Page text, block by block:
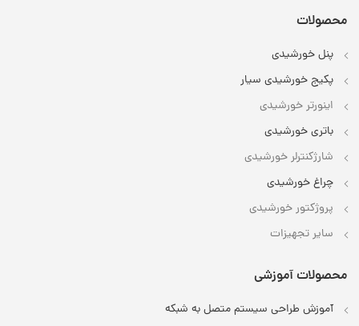
محصولات
پنل خورشیدی
پکیج خورشیدی سیار
اینورتر خورشیدی
باتری خورشیدی
شارژکنترلر خورشیدی
چراغ خورشیدی
پروژکتور خورشیدی
سایر تجهیزات
محصولات آموزشی
آموزش طراحی سیستم متصل به شبکه